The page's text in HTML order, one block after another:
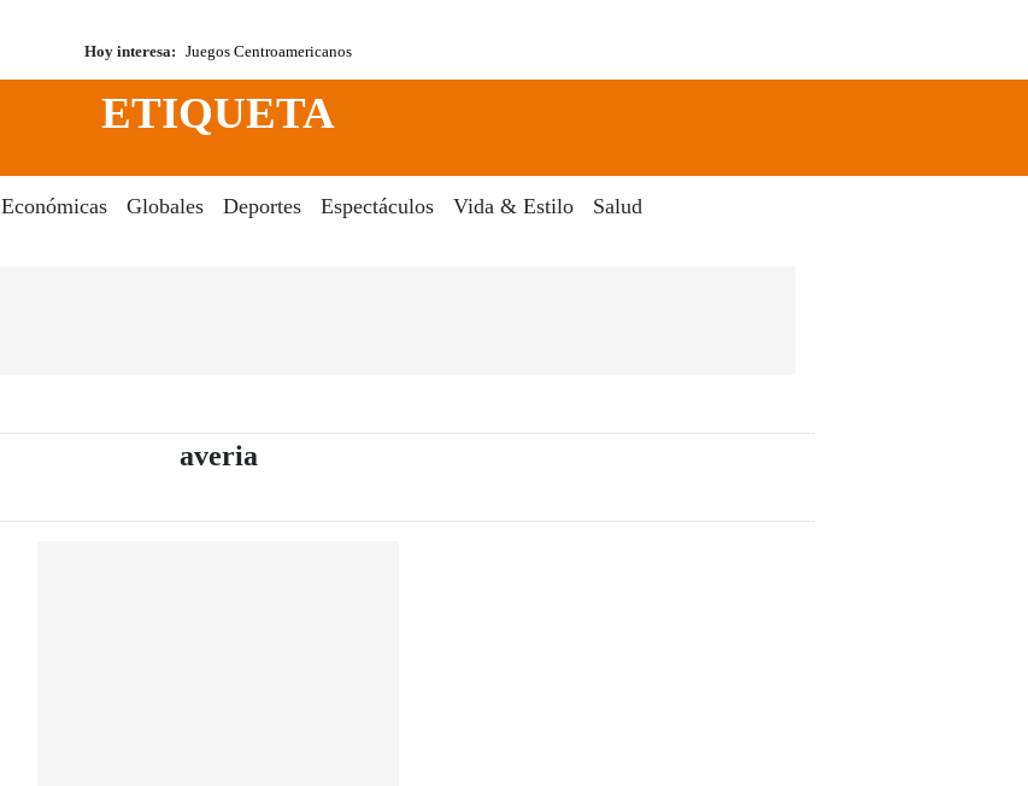
Hoy interesa: Juegos Centroamericanos
Search
ETIQUETA
Económicas Globales Deportes Espectáculos Vida & Estilo Salud
averia- Periódico El Dia Digital